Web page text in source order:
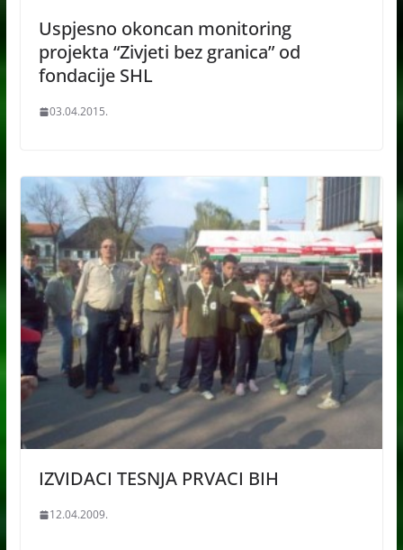
Uspjesno okoncan monitoring
projekta “Zivjeti bez granica” od
fondacije SHL
03.04.2015.
IZVIDACI TESNJA PRVACI BIH
12.04.2009.